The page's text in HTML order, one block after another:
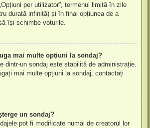
per utilizator”, termenul limită în zile
durată infinită) și în final opțiunea de a
își schimbe voturile.
mai multe opțiuni la sondaj?
dintr-un sondaj este stabilită de administrație.
mai multe opțiuni la sondaj, contactați
un sondaj?
pot fi modificate numai de creatorul lor